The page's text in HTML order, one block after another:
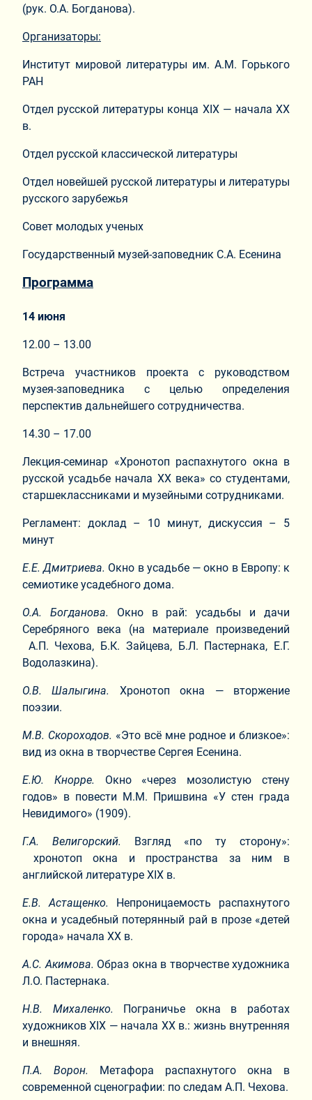
(рук. О.А. Богданова).
Организаторы:
Институт мировой литературы им. А.М. Горького
РАН
Отдел русской литературы конца XIX — начала ХХ
в.
Отдел русской классической литературы
Отдел новейшей русской литературы и литературы
русского зарубежья
Совет молодых ученых
Государственный музей-заповедник С.А. Есенина
Программа
14 июня
12.00 – 13.00
Встреча участников проекта с руководством
музея-заповедника с целью определения
перспектив дальнейшего сотрудничества.
14.30 – 17.00
Лекция-семинар «Хронотоп распахнутого окна в
русской усадьбе начала XX века» со студентами,
старшеклассниками и музейными сотрудниками.
Регламент: доклад – 10 минут, дискуссия – 5
минут
Е.Е. Дмитриева. Окно в усадьбе — окно в Европу: к
семиотике усадебного дома.
О.А. Богданова. Окно в рай: усадьбы и дачи
Серебряного века (на материале произведений
А.П. Чехова, Б.К. Зайцева, Б.Л. Пастернака, Е.Г.
Водолазкина).
О.В. Шалыгина.
Хронотоп окна — вторжение
поэзии.
М.В. Скороходов. «Это всё мне родное и близкое»:
вид из окна в творчестве Сергея Есенина.
Е.Ю. Кнорре. Окно «через мозолистую стену
годов» в повести М.М. Пришвина «У стен града
Невидимого» (1909).
Г.А. Велигорский. Взгляд «по ту сторону»:
хронотоп окна и пространства за ним в
английской литературе XIX в.
Е.В. Астащенко.
Непроницаемость распахнутого
окна и усадебный потерянный рай в прозе «детей
города» начала XX в.
А.С. Акимова. Образ окна в творчестве художника
Л.О. Пастернака.
Н.В. Михаленко. Пограничье окна в работах
художников XIX — начала XX в.: жизнь внутренняя
и внешняя.
П.А. Ворон.
Метафора распахнутого окна в
современной сценографии: по следам А.П. Чехова.